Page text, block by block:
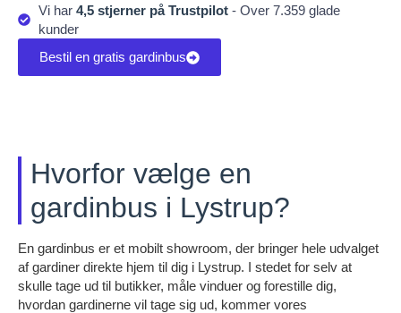
Vi har 4,5 stjerner på Trustpilot- Over 7.359 glade
kunder
Bestil en gratis gardinbus
Hvorfor vælge en
gardinbus i Lystrup?
En gardinbus er et mobilt showroom, der bringer hele udvalget
af gardiner direkte hjem til dig i Lystrup. I stedet for selv at
skulle tage ud til butikker, måle vinduer og forestille dig,
hvordan gardinerne vil tage sig ud, kommer vores